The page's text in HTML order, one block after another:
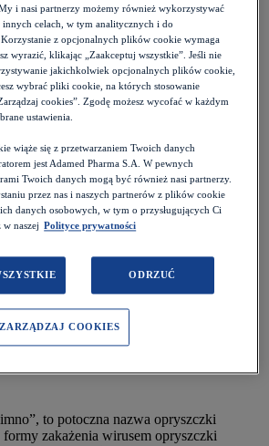
>
>
wirusem HSV
11 minut
wirusem HSV
to potoczna nazwa opryszczki
zakażenia wirusem opryszczki
i nasi partnerzy możemy również wykorzystywać
celach, w tym analitycznych i do
z opcjonalnych plików cookie wymaga
wyrazić, klikając „Zaakceptuj wszystkie”. Jeśli nie
jakichkolwiek opcjonalnych plików cookie,
wybrać pliki cookie, na których stosowanie
cookies”. Zgodę możesz wycofać w każdym
ustawienia.
wiąże się z przetwarzaniem Twoich danych
jest Adamed Pharma S.A. W pewnych
Twoich danych mogą być również nasi partnerzy.
przez nas i naszych partnerów z plików cookie
danych osobowych, w tym o przysługujących Ci
naszej Polityce prywatności
ODRZUĆ
ZARZĄDZAJ COOKIES